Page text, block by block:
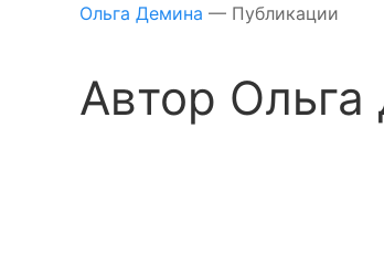
Ольга Демина — Публикации
Автор